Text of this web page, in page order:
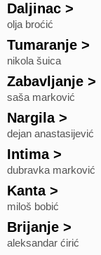
Daljinac >
olja broćić
Tumaranje >
nikola šuica
Zabavljanje >
saša marković
Nargila>
dejan anastasijević
Intima>
dubravka marković
Kanta>
miloš bobić
Brijanje >
aleksandar ćirić